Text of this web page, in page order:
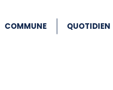
COMMUNE QUOTIDIEN